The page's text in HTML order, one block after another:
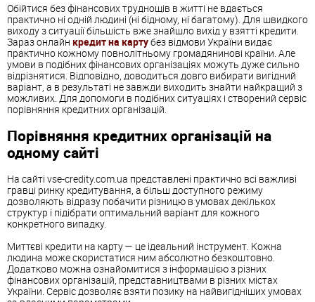
Обійтися без фінансових труднощів в житті не вдається
практично ні одній людині (ні бідному, ні багатому). Для швидкого
виходу з ситуації більшість вже знайшло вихід у взятті кредити.
Зараз онлайн кредит на картубез відмови України видає
практично кожному повнолітньому громадянинові країни. Але
умови в подібних фінансових організаціях можуть дуже сильно
відрізнятися. Відповідно, доводиться довго вибирати вигідний
варіант, а в результаті не завжди виходить знайти найкращий з
можливих. Для допомоги в подібних ситуаціях і створений сервіс
порівняння кредитних організацій.
Порівняння кредитних організацій на
одному сайті
На сайті vse-credity.com.ua представлені практично всі важливі
гравці ринку кредитування, а більш доступного режиму
дозволяють відразу побачити різницю в умовах декількох
структур і підібрати оптимальний варіант для кожного
конкретного випадку.
Миттєві кредити на карту — це ідеальний інструмент. Кожна
людина може скористатися ним абсолютно безкоштовно.
Додатково можна ознайомитися з інформацією з різних
фінансових організацій, представництвами в різних містах
України. Сервіс дозволяє взяти позику на найвигідніших умовах